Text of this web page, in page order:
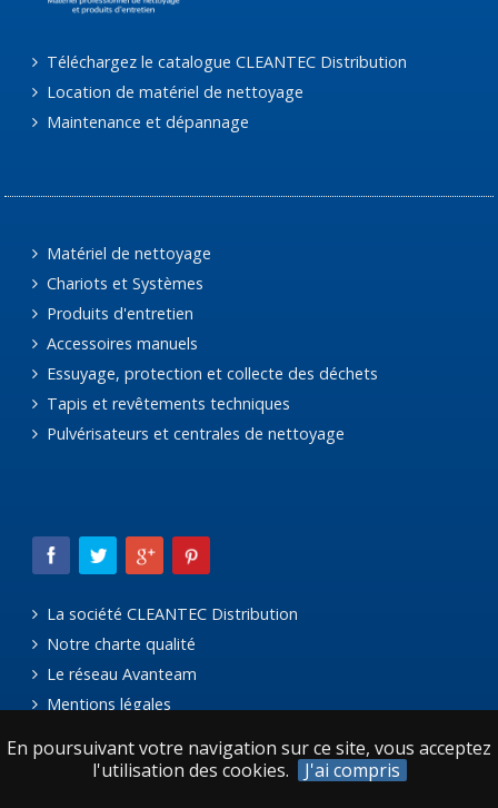
En poursuivant votre navigation sur ce site, vous acceptez
l'utilisation des cookies.
J'ai compris
Téléchargez le catalogue CLEANTEC Distribution
Location de matériel de nettoyage
Maintenance et dépannage
Matériel de nettoyage
Chariots et Systèmes
Produits d'entretien
Accessoires manuels
Essuyage, protection et collecte des déchets
Tapis et revêtements techniques
Pulvérisateurs et centrales de nettoyage
La société CLEANTEC Distribution
Notre charte qualité
Le réseau Avanteam
Mentions légales